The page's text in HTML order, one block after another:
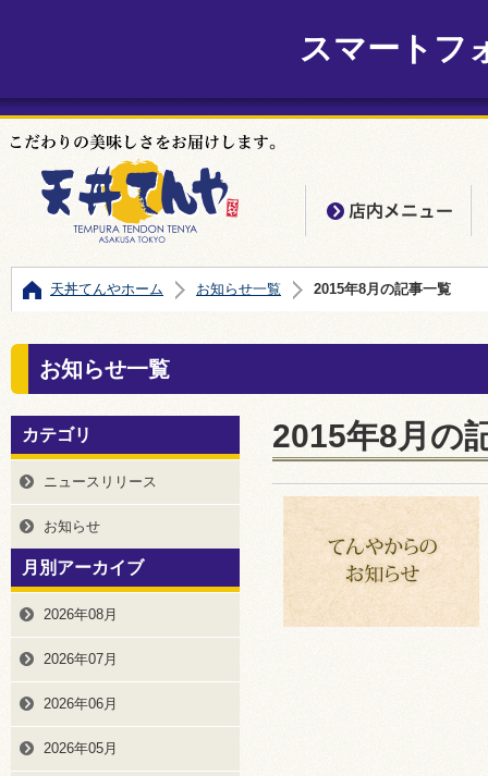
スマートフ
天丼てんやホーム お知らせ一覧 2015年8月の記事一覧
お知らせ一覧
2015年8月の
カテゴリ
ニュースリリース
お知らせ
月別アーカイブ
2026年08月
2026年07月
2026年06月
2026年05月